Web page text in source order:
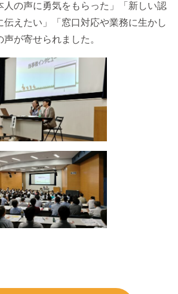
人の声に勇気をもらった」「新しい認
伝えたい」「窓口対応や業務に生かし
が寄せられました。